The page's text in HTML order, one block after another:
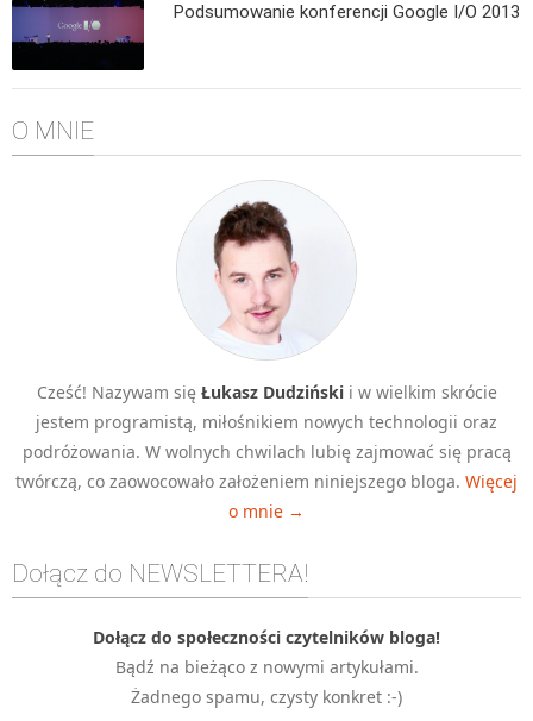
Metody numeryczne
Algorytmy wyszukiwania
Inne
C++
Elementarz Java
Pascal
HTML 5
CSS 3
Django
PHP
WordPress
MOBILE
Podsumowanie konferencji Google I/O 2013
O MNIE
Cześć! Nazywam się Łukasz Dudzińskii w wielkim skrócie
jestem programistą, miłośnikiem nowych technologii oraz
podróżowania. W wolnych chwilach lubię zajmować się pracą
twórczą, co zaowocowało założeniem niniejszego bloga. Więcej
o mnie →
Dołącz do NEWSLETTERA!
Dołącz do społeczności czytelników bloga!
Bądź na bieżąco z nowymi artykułami.
Żadnego spamu, czysty konkret :-)